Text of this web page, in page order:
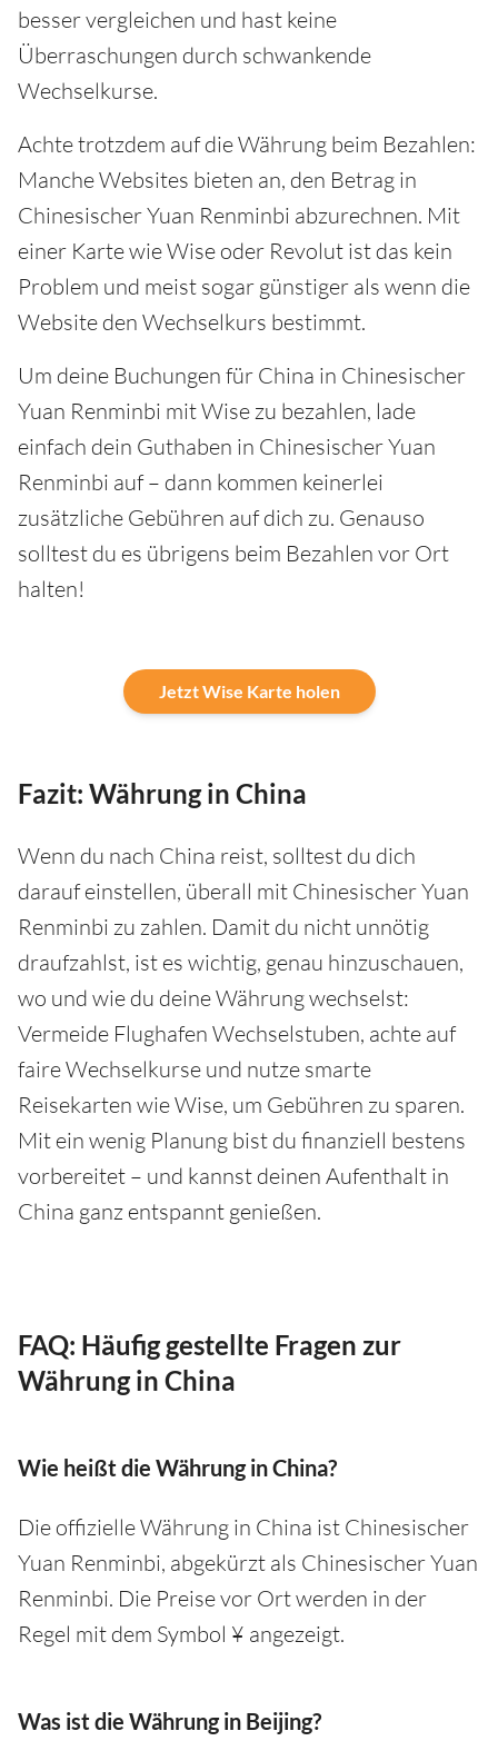
besser vergleichen und hast keine
Überraschungen durch schwankende
Wechselkurse.
Achte trotzdem auf die Währung beim Bezahlen:
Manche Websites bieten an, den Betrag in
Chinesischer Yuan Renminbi abzurechnen. Mit
einer Karte wie Wise oder Revolut ist das kein
Problem und meist sogar günstiger als wenn die
Website den Wechselkurs bestimmt.
Um deine Buchungen für China in Chinesischer
Yuan Renminbi mit Wise zu bezahlen, lade
einfach dein Guthaben in Chinesischer Yuan
Renminbi auf – dann kommen keinerlei
zusätzliche Gebühren auf dich zu. Genauso
solltest du es übrigens beim Bezahlen vor Ort
halten!
Jetzt Wise Karte holen
Fazit: Währung in China
Wenn du nach China reist, solltest du dich
darauf einstellen, überall mit Chinesischer Yuan
Renminbi zu zahlen. Damit du nicht unnötig
draufzahlst, ist es wichtig, genau hinzuschauen,
wo und wie du deine Währung wechselst:
Vermeide Flughafen Wechselstuben, achte auf
faire Wechselkurse und nutze smarte
Reisekarten wie Wise, um Gebühren zu sparen.
Mit ein wenig Planung bist du finanziell bestens
vorbereitet – und kannst deinen Aufenthalt in
China ganz entspannt genießen.
FAQ: Häufig gestellte Fragen zur
Währung in China
Wie heißt die Währung in China?
Die offizielle Währung in China ist Chinesischer
Yuan Renminbi, abgekürzt als Chinesischer Yuan
Renminbi. Die Preise vor Ort werden in der
Regel mit dem Symbol ¥ angezeigt.
Was ist die Währung in Beijing?